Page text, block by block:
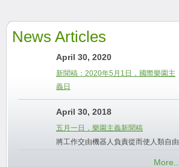
News Articles
April 30, 2020
新聞稿：2020年5月1日，國際樂園主
義日
April 30, 2018
五月一日，樂園主義新聞稿
將工作交由機器人負責從而使人類自由
More...